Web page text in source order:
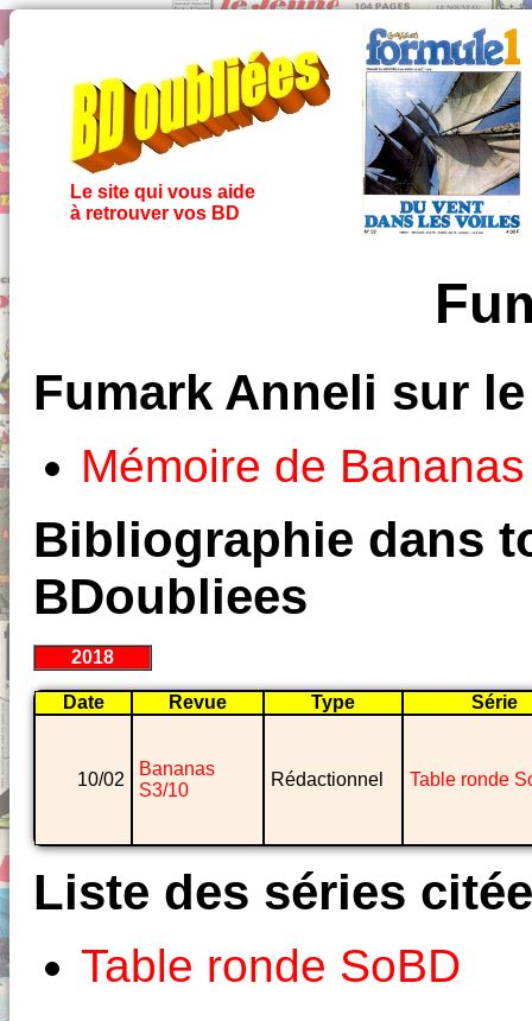
Le site qui vous aide
à retrouver vos BD
Fumark Anneli sur
Mémoire de Bananas
Bibliographie dans
BDoubliees
2018
Date Revue Type Série
10/02
Bananas
S3/10
Rédactionnel Table ronde
Liste des séries
Table ronde SoBD